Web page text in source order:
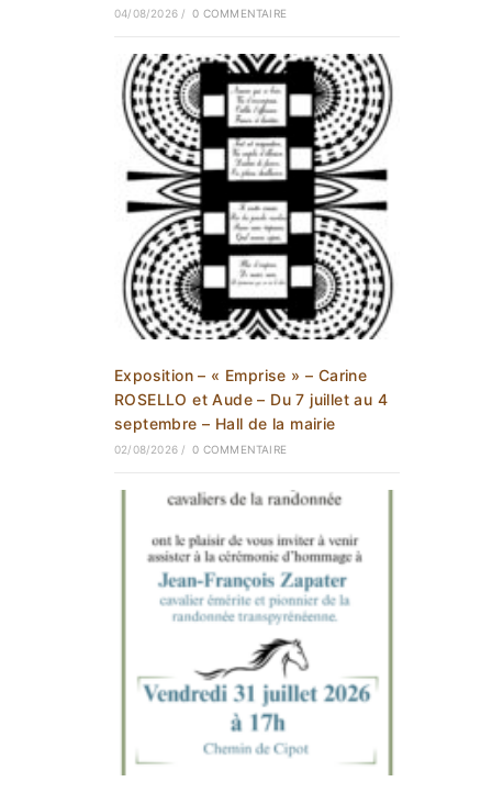
04/08/2026 / 0 COMMENTAIRE
Exposition – « Emprise » – Carine
ROSELLO et Aude – Du 7 juillet au 4
septembre – Hall de la mairie
02/08/2026 / 0 COMMENTAIRE